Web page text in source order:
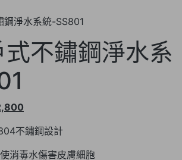
鋼淨水系統-SS801
不鏽鋼淨水系
價
格：
不鏽鋼設計
消毒水傷害皮膚細胞